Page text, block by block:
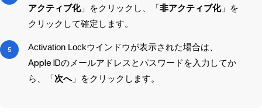
アクティブ化」をクリックし、「非アクティブ化」を
クリックして確定します。
Activation Lockウインドウが表示された場合は、
Apple IDのメールアドレスとパスワードを入力してか
ら、「次へ」をクリックします。